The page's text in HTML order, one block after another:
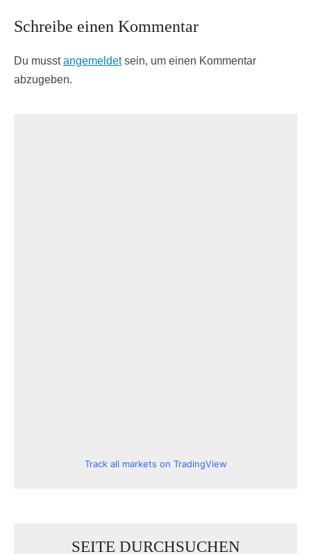
Schreibe einen Kommentar
Du musstangemeldetsein, um einen Kommentar
abzugeben.
Track all markets on TradingView
SEITE DURCHSUCHEN